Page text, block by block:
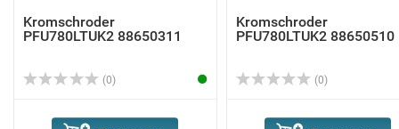
Kromschroder
PFU780LTUK2 88650311
(0)
Kromschroder
PFU780LTUK2 88650510
(0)